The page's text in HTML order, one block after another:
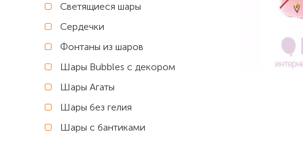
Светящиеся шары
Сердечки
Фонтаны из шаров
Шары Bubbles с декором
Шары Агаты
Шары без гелия
Шары с бантиками